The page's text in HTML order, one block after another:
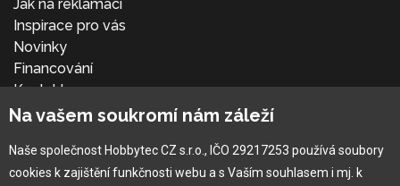
Jak na reklamaci
Inspirace pro vás
Novinky
Financování
Kontakt
Přihlásit se
Na vašem soukromí nám záleží
Naše společnost Hobbytec CZ s.r.o., IČO 29217253 používá soubory
cookies k zajištění funkčnosti webu a s Vaším souhlasem i mj. k